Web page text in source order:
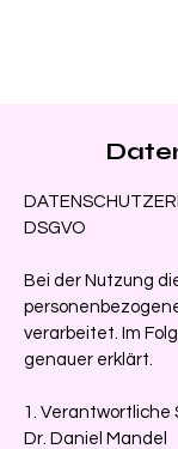
DSGVO
Bei der Nutzung
verarbeitet. Im
genauer erklärt.
1. Verantwortliche
Dr. Daniel Mandel